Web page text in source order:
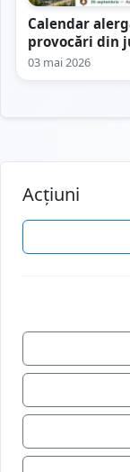
Calendar
provocări din
03 mai 2026
Acțiuni